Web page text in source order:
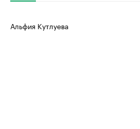
Альфия Кутлуева